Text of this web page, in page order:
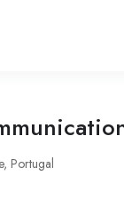
Portugal